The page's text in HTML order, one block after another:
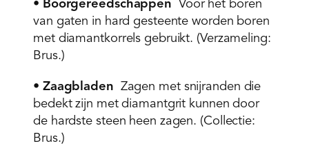
van gaten in hard gesteente worden boren
met diamantkorrels gebruikt. (Verzameling:
Brus.)
• Zaagbladen Zagen met snijranden die
bedekt zijn met diamantgrit kunnen door
de hardste steen heen zagen. (Collectie:
Brus.)